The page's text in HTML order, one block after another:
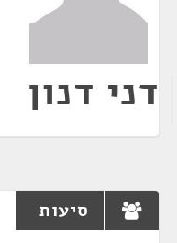
דני דנון
סיעות